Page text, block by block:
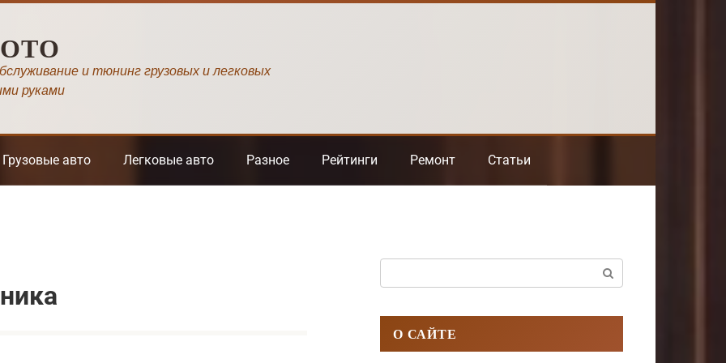
и тюнинг грузовых и легковых
руками
Грузовые авто Легковые авто Разное Рейтинги Ремонт Статьи
О САЙТЕ